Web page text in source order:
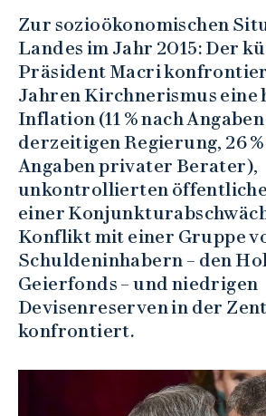
Zur sozioökonomischen
Landes im Jahr 2015: Der
Präsident Macri
Jahren Kirchnerismus eine
Inflation (11 % nach
derzeitigen Regierung, 26
Angaben privater Berater),
unkontrollierten
einer
Konflikt mit einer Gruppe
Schuldeninhabern – den
Geierfonds – und niedrigen
Devisenreserven in der
konfrontiert.